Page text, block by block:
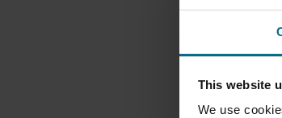
This website
We use